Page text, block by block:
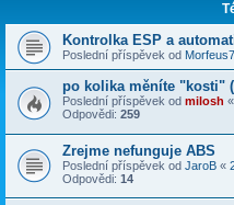
Kontrolka ESP a
Poslední příspěvek od
po kolika měníte "kosti"
Poslední příspěvek od milosh «
Odpovědi: 259
Zrejme nefunguje ABS
Poslední příspěvek od JaroB «
Odpovědi: 14